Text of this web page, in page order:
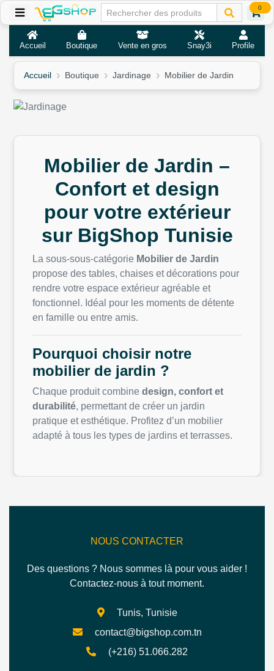
0
Accueil Boutique Vente en gros Snay3i Profile
Accueil Boutique Jardinage Mobilier de Jardin
Mobilier de Jardin –
Confort et design
pour votre extérieur
sur BigShop Tunisie
La sous-sous-catégorie Mobilier de Jardin
propose des tables, chaises et décorations pour
rendre votre espace extérieur agréable et
fonctionnel. Idéal pour les moments de détente
en famille ou entre amis.
Pourquoi choisir notre
mobilier de jardin ?
Chaque produit combine design, confort et
durabilité, permettant de créer un jardin
pratique et esthétique. Profitez d’un mobilier
adapté à tous les types de jardins et terrasses.
NOUS CONTACTER
Des questions ? Nous sommes là pour vous aider !
Contactez-nous à tout moment.
Tunis, Tunisie
contact@bigshop.com.tn
(+216) 51.066.282